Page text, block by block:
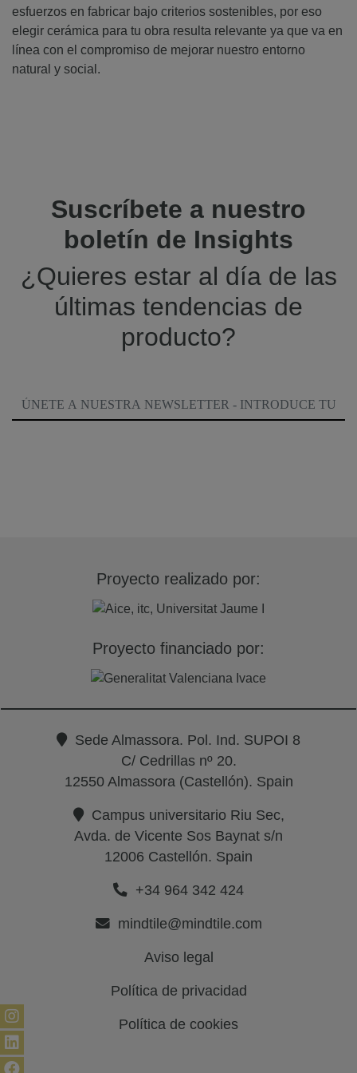
esfuerzos en fabricar bajo criterios sostenibles, por eso
elegir cerámica para tu obra resulta relevante ya que va en
línea con el compromiso de mejorar nuestro entorno
natural y social.
Suscríbete a nuestro
boletín de Insights
¿Quieres estar al día de las
últimas tendencias de
producto?
Proyecto realizado por:
Proyecto financiado por:
Sede Almassora. Pol. Ind. SUPOI 8
C/ Cedrillas nº 20.
12550 Almassora (Castellón). Spain
Campus universitario Riu Sec,
Avda. de Vicente Sos Baynat s/n
12006 Castellón. Spain
+34 964 342 424
mindtile@mindtile.com
Aviso legal
Política de privacidad
Política de cookies